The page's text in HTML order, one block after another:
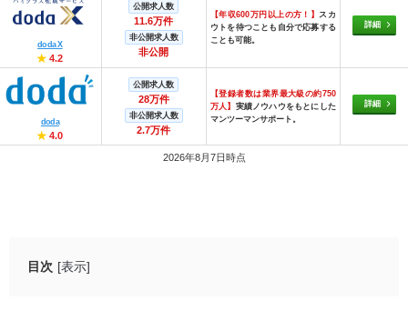
doda X
★ 4.2
公開求人数
11.6万件
非公開求人数
非公開
【年収600万円以上の方！】スカ
ウトを待つことも自分で応募する
ことも可能。
詳細
doda
★ 4.0
公開求人数
28万件
非公開求人数
2.7万件
【登録者数は業界最大級の約750
万人】 実績ノウハウをもとにした
マンツーマンサポート。
詳細
2026年8月7日時点
目次 [表示]